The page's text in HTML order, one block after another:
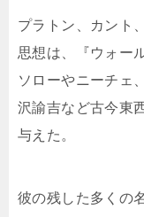
プラトン、カント
思想は、『ウォー
ソローやニーチェ
沢諭吉など古今東
与えた。
彼の残した多くの